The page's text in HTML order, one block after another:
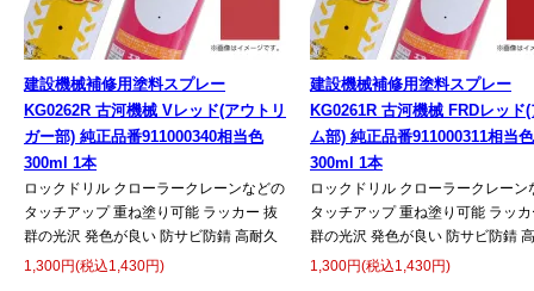
建設機械補修用塗料スプレー
KG0262R 古河機械 Vレッド(アウトリ
ガー部) 純正品番911000340相当色
300ml 1本
ロックドリル クローラークレーンなどの
タッチアップ 重ね塗り可能 ラッカー 抜
群の光沢 発色が良い 防サビ防錆 高耐久
1,300円(税込1,430円)
建設機械補修用塗料スプレー
KG0261R 古河機械 FRDレッド
ム部) 純正品番911000311相当色
300ml 1本
ロックドリル クローラークレーン
タッチアップ 重ね塗り可能 ラッ
群の光沢 発色が良い 防サビ防錆
1,300円(税込1,430円)